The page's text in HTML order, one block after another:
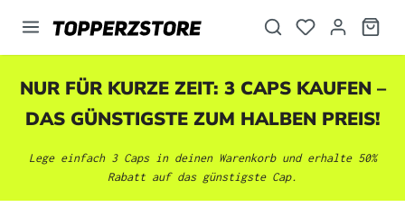
springen
NUR FÜR KURZE ZEIT: 3 CAPS KAUFEN –
DAS GÜNSTIGSTE ZUM HALBEN PREIS!
Lege einfach 3 Caps in deinen Warenkorb und erhalte 50%
Rabatt auf das günstigste Cap.